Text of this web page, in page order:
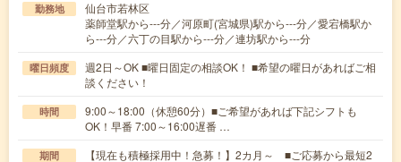
勤務地
仙台市若林区
薬師堂駅から---分／河原町(宮城県)駅から---分／愛宕橋駅か
ら---分／六丁の目駅から---分／連坊駅から---分
曜日頻度
週2日～OK ■曜日固定の相談OK！ ■希望の曜日があればご相
談ください！
時間
9:00～18:00（休憩60分）■ご希望があれば下記シフトも
OK！早番 7:00～16:00遅番 …
期間
【現在も積極採用中！急募！】2カ月～ ■ご応募から最短2